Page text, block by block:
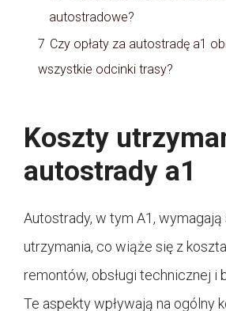
autostradowe?
7 Czy opłaty za autostradę a1
wszystkie odcinki trasy?
Koszty
autostrady a1
Autostrady, w tym A1, wymagają
utrzymania, co wiąże się z
remontów, obsługi technicznej i
Te aspekty wpływają na ogólny